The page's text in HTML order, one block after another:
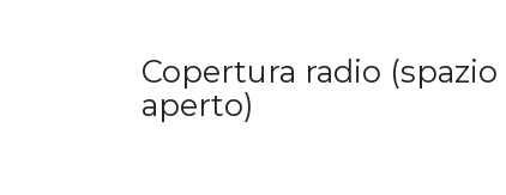
Copertura radio (spazio
aperto)